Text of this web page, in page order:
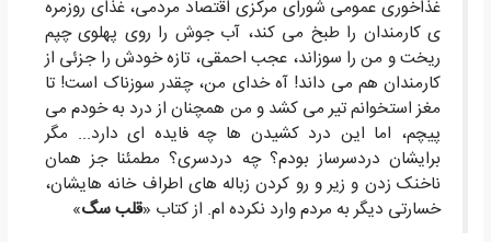
غذاخوری عمومی شورای مرکزی اقتصاد مردمی، غذای روزمره
ی کارمندان را طبخ می کند، آب جوش را روی پهلوی چپم
ریخت و من را سوزاند، عجب احمقی، تازه خودش را جزئی از
کارمندان هم می داند! آه خدای من، چقدر سوزناک است! تا
مغز استخوانم تیر می کشد و من همچنان از درد به خودم می
پیچم، اما این درد کشیدن ها چه فایده ای دارد... مگر
برایشان دردسرساز بودم؟ چه دردسری؟ مطمئنا جز همان
ناخنک زدن و زیر و رو کردن زباله های اطراف خانه هایشان،
خسارتی دیگر به مردم وارد نکرده ام. از کتاب «قلب سگ»